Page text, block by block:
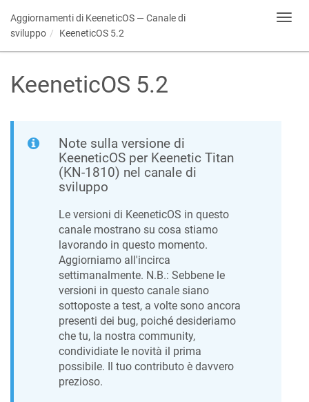
Aggiornamenti di KeeneticOS — Canale di
sviluppo
KeeneticOS 5.2
KeeneticOS 5.2
Note sulla versione di
KeeneticOS per Keenetic Titan
(KN-1810) nel canale di
sviluppo
Le versioni di KeeneticOS in questo
canale mostrano su cosa stiamo
lavorando in questo momento.
Aggiorniamo all'incirca
settimanalmente. N.B.: Sebbene le
versioni in questo canale siano
sottoposte a test, a volte sono ancora
presenti dei bug, poiché desideriamo
che tu, la nostra community,
condividiate le novità il prima
possibile. Il tuo contributo è davvero
prezioso.